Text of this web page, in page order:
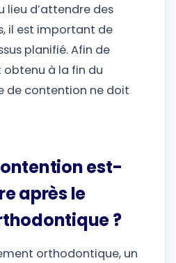
lieu d’attendre des
il est important de
planifié. Afin de
obtenu à la fin du
de contention ne doit
est-
après le
?
orthodontique, un